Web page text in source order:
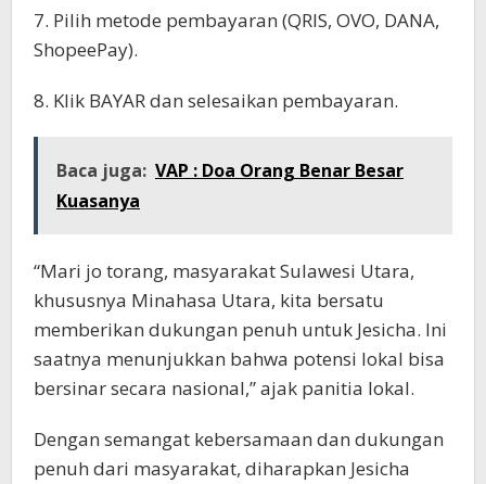
7. Pilih metode pembayaran (QRIS, OVO, DANA,
ShopeePay).
8. Klik BAYAR dan selesaikan pembayaran.
Baca juga: VAP : Doa Orang Benar Besar
Kuasanya
“Mari jo torang, masyarakat Sulawesi Utara,
khususnya Minahasa Utara, kita bersatu
memberikan dukungan penuh untuk Jesicha. Ini
saatnya menunjukkan bahwa potensi lokal bisa
bersinar secara nasional,” ajak panitia lokal.
Dengan semangat kebersamaan dan dukungan
penuh dari masyarakat, diharapkan Jesicha